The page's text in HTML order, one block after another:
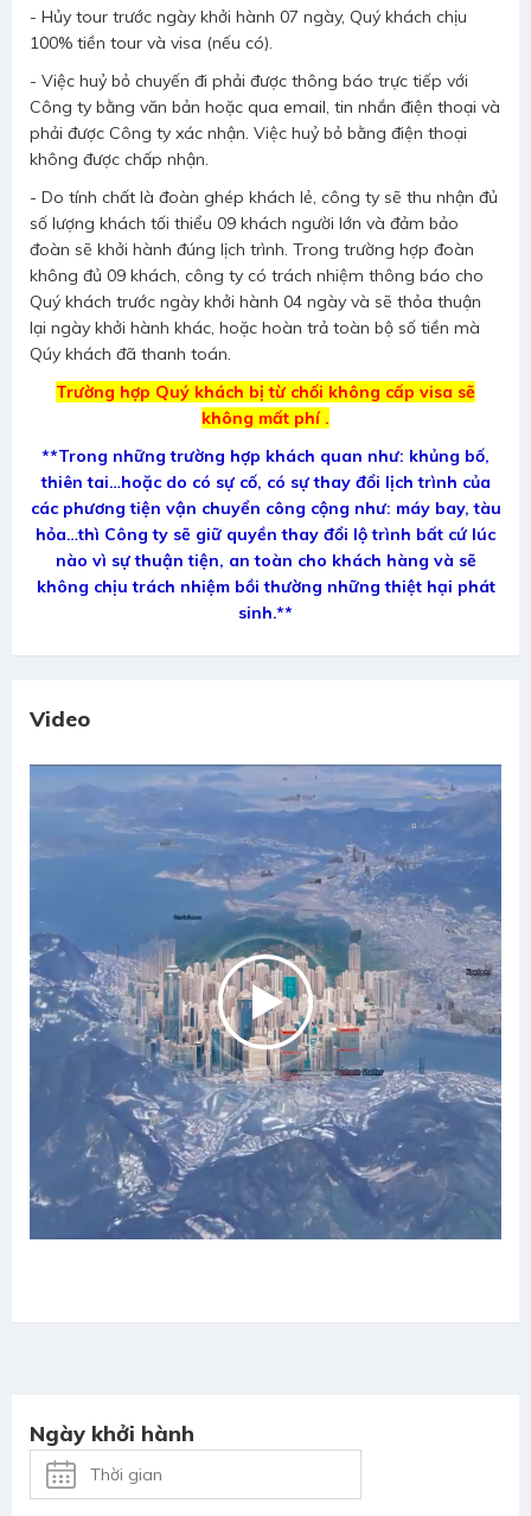
- Hủy tour trước ngày khởi hành 07 ngày, Quý khách chịu
100% tiền tour và visa (nếu có).
- Việc huỷ bỏ chuyến đi phải được thông báo trực tiếp với
Công ty bằng văn bản hoặc qua email, tin nhắn điện thoại và
phải được Công ty xác nhận. Việc huỷ bỏ bằng điện thoại
không được chấp nhận.
- Do tính chất là đoàn ghép khách lẻ, công ty sẽ thu nhận đủ
số lượng khách tối thiểu 09 khách người lớn và đảm bảo
đoàn sẽ khởi hành đúng lịch trình. Trong trường hợp đoàn
không đủ 09 khách, công ty có trách nhiệm thông báo cho
Quý khách trước ngày khởi hành 04 ngày và sẽ thỏa thuận
lại ngày khởi hành khác, hoặc hoàn trả toàn bộ số tiền mà
Qúy khách đã thanh toán.
Trường hợp Quý khách bị từ chối không cấp visa sẽ
không mất phí .
**Trong những trường hợp khách quan như: khủng bố,
thiên tai…hoặc do có sự cố, có sự thay đổi lịch trình của
các phương tiện vận chuyển công cộng như: máy bay, tàu
hỏa…thì Công ty sẽ giữ quyền thay đổi lộ trình bất cứ lúc
nào vì sự thuận tiện, an toàn cho khách hàng và sẽ
không chịu trách nhiệm bồi thường những thiệt hại phát
sinh.**
Video
Ngày khởi hành